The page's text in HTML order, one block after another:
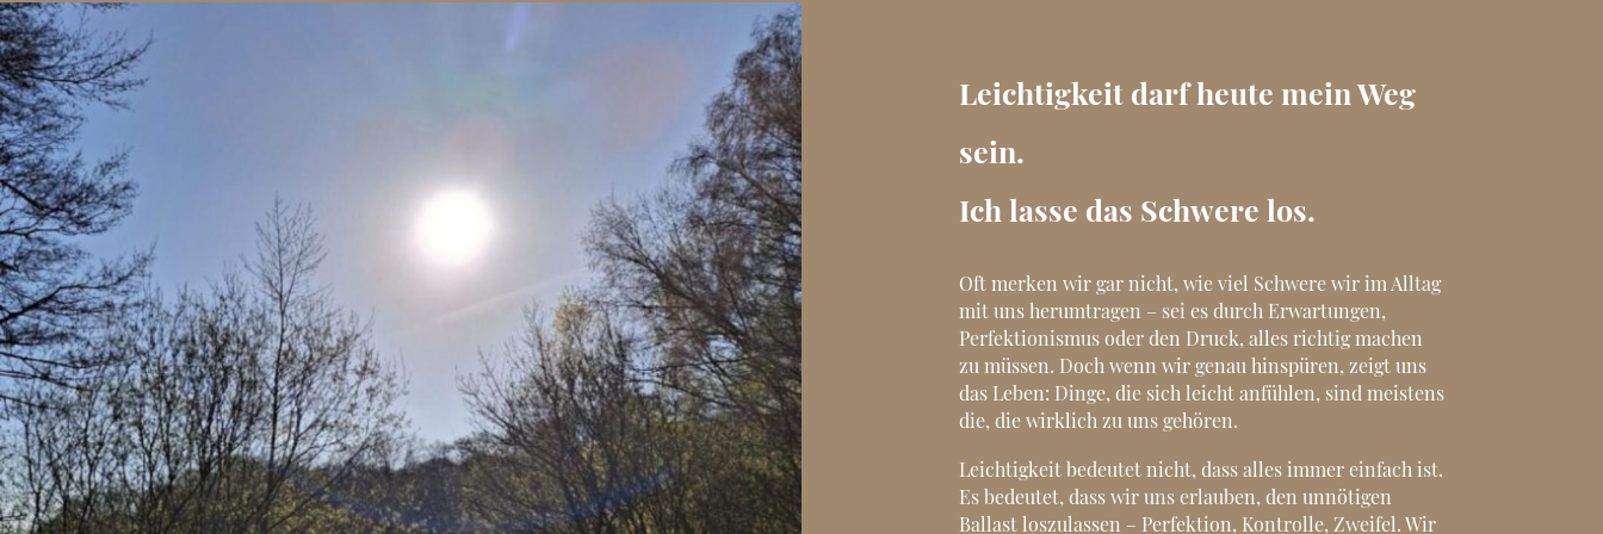
Leichtigkeit darf heute mein Weg
sein.
Ich lasse das Schwere los.
Oft merken wir gar nicht, wie viel Schwere wir im Alltag
mit uns herumtragen – sei es durch Erwartungen,
Perfektionismus oder den Druck, alles richtig machen
zu müssen. Doch wenn wir genau hinspüren, zeigt uns
das Leben: Dinge, die sich leicht anfühlen, sind meistens
die, die wirklich zu uns gehören.
Leichtigkeit bedeutet nicht, dass alles immer einfach ist.
Es bedeutet, dass wir uns erlauben, den unnötigen
Ballast loszulassen – Perfektion, Kontrolle, Zweifel. Wir